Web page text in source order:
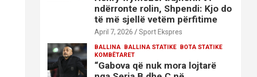
ndërronte rolin, Shpendi: Kjo do
të më sjellë vetëm përfitime
April 7, 2026 Sport Ekspres
BALLINA BALLINA STATIKE BOTA STATIKE
KOMBËTARET
“Gabova që nuk mora lojtarë